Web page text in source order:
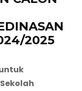
4/2025